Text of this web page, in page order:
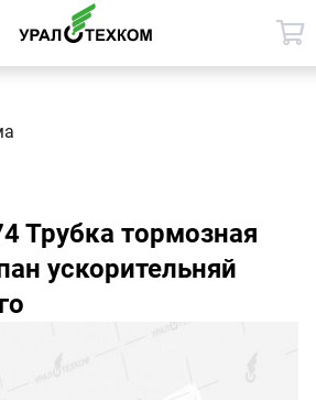
Трубка тормозная
ускорительняй